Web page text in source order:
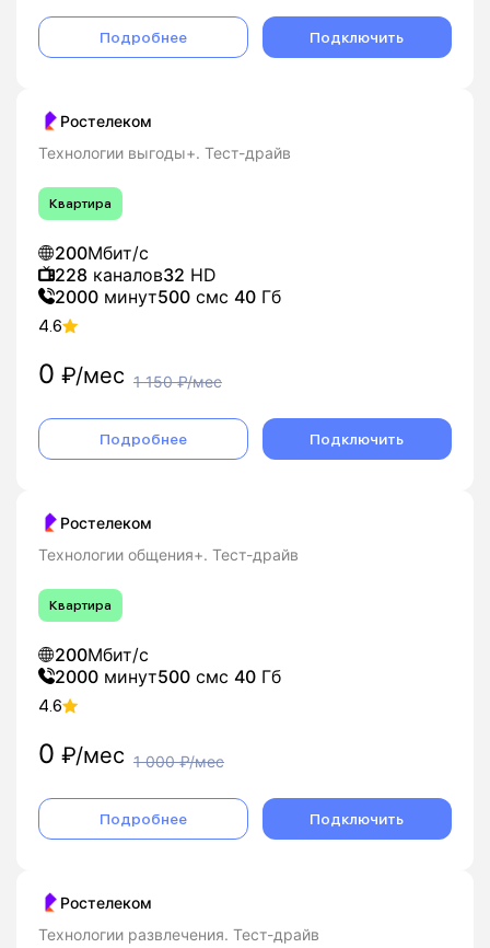
Подробнее Подключить
Ростелеком
Технологии выгоды+. Тест-драйв
Квартира
200Мбит/с
228 каналов32 HD
2000 минут500 смс 40 Гб
4.6
0 ₽/мес 1 150₽/мес
Подробнее Подключить
Ростелеком
Технологии общения+. Тест-драйв
Квартира
200Мбит/с
2000 минут500 смс 40 Гб
4.6
0 ₽/мес 1 000₽/мес
Подробнее Подключить
Ростелеком
Технологии развлечения. Тест-драйв